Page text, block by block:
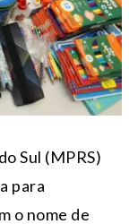
Sul (MPRS)
para
o nome de